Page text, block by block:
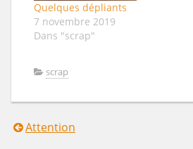
Quelques dépliants
7 novembre 2019
Dans "scrap"
scrap
Navigation
Attention